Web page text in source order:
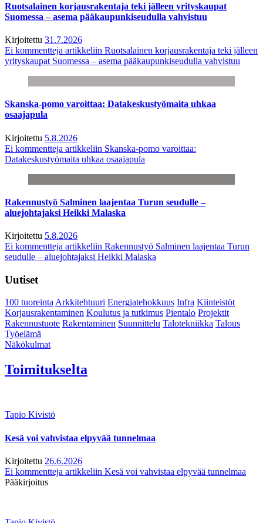
Ruotsalainen korjausrakentaja teki jälleen yrityskaupat
Suomessa – asema pääkaupunkiseudulla vahvistuu
Kirjoitettu 31.7.2026
Ei kommentteja artikkeliin Ruotsalainen korjausrakentaja teki jälleen
yrityskaupat Suomessa – asema pääkaupunkiseudulla vahvistuu
Skanska-pomo varoittaa: Datakeskustyömaita uhkaa
osaajapula
Kirjoitettu 5.8.2026
Ei kommentteja artikkeliin Skanska-pomo varoittaa:
Datakeskustyömaita uhkaa osaajapula
Rakennustyö Salminen laajentaa Turun seudulle –
aluejohtajaksi Heikki Malaska
Kirjoitettu 5.8.2026
Ei kommentteja artikkeliin Rakennustyö Salminen laajentaa Turun
seudulle – aluejohtajaksi Heikki Malaska
Uutiset
100 tuoreintaArkkitehtuuri Energiatehokkuus Infra Kiinteistöt
Korjausrakentaminen Koulutus ja tutkimus Pientalo Projektit
Rakennustuote Rakentaminen Suunnittelu Talotekniikka Talous
Työelämä
Näkökulmat
Toimitukselta
Tapio Kivistö
Kesä voi vahvistaa elpyvää tunnelmaa
Kirjoitettu 26.6.2026
Ei kommentteja artikkeliin Kesä voi vahvistaa elpyvää tunnelmaa
Pääkirjoitus